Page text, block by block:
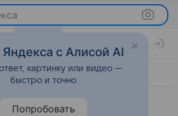
Mail Рецепты
с Алисой AI
картинку или видео —
быстро и точно
Попробовать